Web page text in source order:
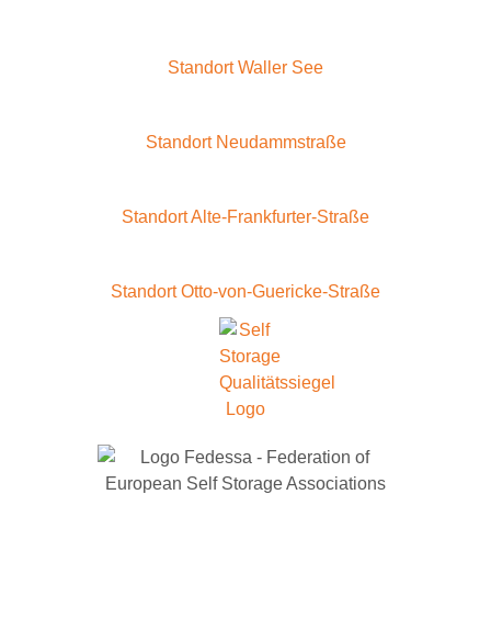
Standort Waller See
Standort Neudammstraße
Standort Alte-Frankfurter-Straße
Standort Otto-von-Guericke-Straße